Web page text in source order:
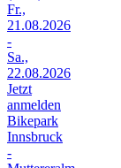
Fr.,
21.08.2026
-
Sa.,
22.08.2026
Jetzt
anmelden
Bikepark
Innsbruck
-